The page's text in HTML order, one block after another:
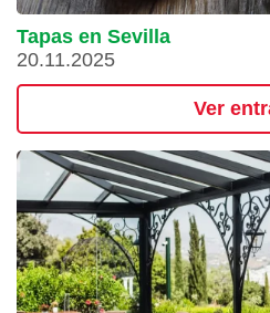
Tapas en Sevilla
20.11.2025
Ver